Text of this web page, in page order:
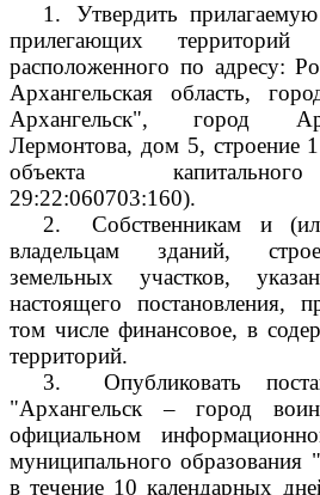
1.
Утвердить
прилегающих территорий
расположенного по адресу:
Архангельская область,
Архангельск", город
Лермонтова, дом 5, строение
объекта
29:22:060703:160).
2.
Собственникам и
владельцам зданий,
земельных участков,
настоящего постановления,
том числе финансовое, в
территорий.
3.
Опубликовать
"Архангельск – город
официальном
муниципального образования
в течение 10 календарных